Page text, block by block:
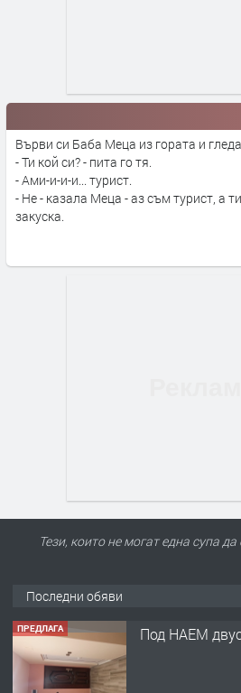
Върви си Баба Меца из гората и
- Ти кой си? - пита го тя.
- Ами-и-и-и... турист.
- Не - казала Меца - аз съм турист, а
закуска.
Тези, които не могат една супа
Последни обяви
ПРЕДЛАГА
Нов